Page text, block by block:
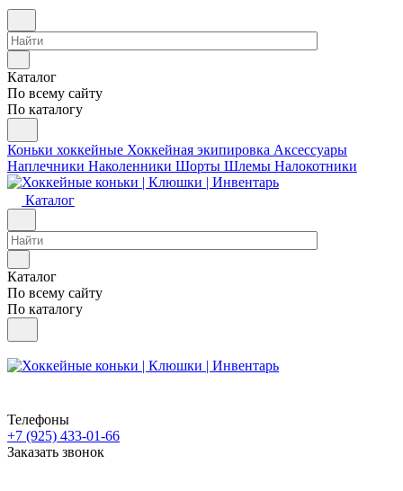
Каталог
По всему сайту
По каталогу
Коньки хоккейные Хоккейная экипировка Аксессуары
Наплечники Наколенники Шорты Шлемы Налокотники
Каталог
Каталог
По всему сайту
По каталогу
Телефоны
+7 (925) 433-01-66
Заказать звонок